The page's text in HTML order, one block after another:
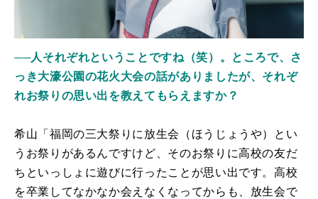
──人それぞれということですね（笑）。ところで、さ
っき大濠公園の花火大会の話がありましたが、それぞ
れお祭りの思い出を教えてもらえますか？
希山「福岡の三大祭りに放生会（ほうじょうや）とい
うお祭りがあるんですけど、そのお祭りに高校の友だ
ちといっしょに遊びに行ったことが思い出です。高校
を卒業してなかなか会えなくなってからも、放生会で